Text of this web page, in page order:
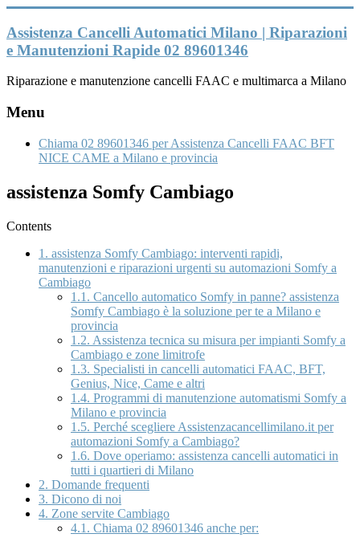
al
contenuto
Assistenza Cancelli Automatici Milano | Riparazioni
e Manutenzioni Rapide 02 89601346
Riparazione e manutenzione cancelli FAAC e multimarca a Milano
Menu
Chiama 02 89601346 per Assistenza Cancelli FAAC BFT
NICE CAME a Milano e provincia
assistenza Somfy Cambiago
Contents
1. assistenza Somfy Cambiago: interventi rapidi,
manutenzioni e riparazioni urgenti su automazioni Somfy a
Cambiago
1.1. Cancello automatico Somfy in panne? assistenza
Somfy Cambiago è la soluzione per te a Milano e
provincia
1.2. Assistenza tecnica su misura per impianti Somfy a
Cambiago e zone limitrofe
1.3. Specialisti in cancelli automatici FAAC, BFT,
Genius, Nice, Came e altri
1.4. Programmi di manutenzione automatismi Somfy a
Milano e provincia
1.5. Perché scegliere Assistenzacancellimilano.it per
automazioni Somfy a Cambiago?
1.6. Dove operiamo: assistenza cancelli automatici in
tutti i quartieri di Milano
2. Domande frequenti
3. Dicono di noi
4. Zone servite Cambiago
4.1. Chiama 02 89601346 anche per: